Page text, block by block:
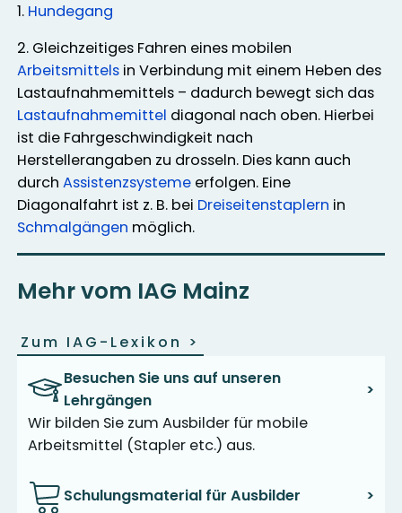
1. Hundegang
2. Gleichzeitiges Fahren eines mobilen
Arbeitsmittels in Verbindung mit einem Heben des
Lastaufnahmemittels – dadurch bewegt sich das
Lastaufnahmemittel diagonal nach oben. Hierbei
ist die Fahrgeschwindigkeit nach
Herstellerangaben zu drosseln. Dies kann auch
durchAssistenzsysteme erfolgen. Eine
Diagonalfahrt ist z. B. bei Dreiseitenstaplern in
Schmalgängen möglich.
Mehr vom IAG Mainz
Zum IAG-Lexikon >
Besuchen Sie uns auf unseren
Lehrgängen
>
Wir bilden Sie zum Ausbilder für mobile
Arbeitsmittel (Stapler etc.) aus.
Schulungsmaterial für Ausbilder
>